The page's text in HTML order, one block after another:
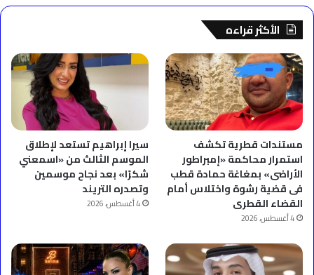
الأكثر قراءه
مستندات قطرية تكشف
استمرار محاكمة «إمبراطور
الأراضى» بمغاغة حمادة قطب
فى قضية رشوة واختلاس أمام
القضاء القطرى
4 أغسطس، 2026
سيرا إبراهيم تستعد لإطلاق
الموسم الثالث من «اسمعني
شكرًا» بعد نجاح موسمين
وتصدره التريند
4 أغسطس، 2026